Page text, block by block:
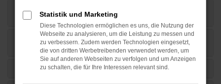
WIE LANGE DAUERT DIE ANFRAGE UND DIE
ENTSCHEIDUNG DER BANK?
WARUM KANN ICH MEINE RATE SELBST
BESTIMMEN?
WAS MUSS ICH ALLES MITBRINGEN?
Statistik und Marketing
Diese Technologien ermöglichen es uns, die Nutzung der
Webseite zu analysieren, um die Leistung zu messen und
zu verbessern. Zudem werden Technologien eingesetzt,
die von dritten Werbetreibenden verwendet werden, um
Sie auf anderen Webseiten zu verfolgen und um Anzeigen
zu schalten, die für Ihre Interessen relevant sind.